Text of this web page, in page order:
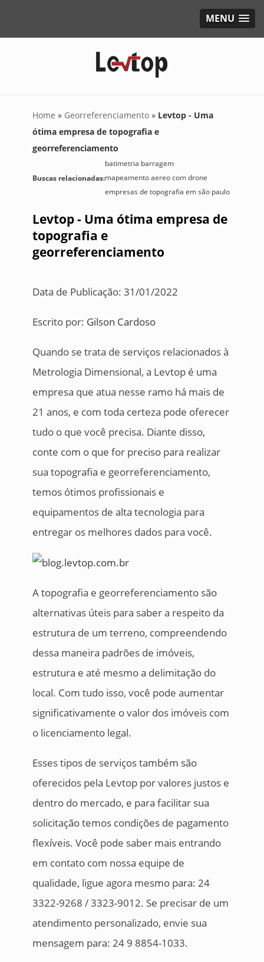
MENU
Home » Georreferenciamento » Levtop - Uma
ótima empresa de topografia e
georreferenciamento
Buscas relacionadas:
batimetria barragem
mapeamento aereo com drone
empresas de topografia em são paulo
Levtop - Uma ótima empresa de
topografia e
georreferenciamento
Data de Publicação: 31/01/2022
Escrito por: Gilson Cardoso
Quando se trata de serviços relacionados à
Metrologia Dimensional, a Levtop é uma
empresa que atua nesse ramo há mais de
21 anos, e com toda certeza pode oferecer
tudo o que você precisa. Diante disso,
conte com o que for preciso para realizar
sua topografia e georreferenciamento,
temos ótimos profissionais e
equipamentos de alta tecnologia para
entregar os melhores dados para você.
A topografia e georreferenciamento são
alternativas úteis para saber a respeito da
estrutura de um terreno, compreendendo
dessa maneira padrões de imóveis,
estrutura e até mesmo a delimitação do
local. Com tudo isso, você pode aumentar
significativamente o valor dos imóveis com
o licenciamento legal.
Esses tipos de serviços também são
oferecidos pela Levtop por valores justos e
dentro do mercado, e para facilitar sua
solicitação temos condições de pagamento
flexíveis. Você pode saber mais entrando
em contato com nossa equipe de
qualidade, ligue agora mesmo para: 24
3322-9268 / 3323-9012. Se precisar de um
atendimento personalizado, envie sua
mensagem para: 24 9 8854-1033.